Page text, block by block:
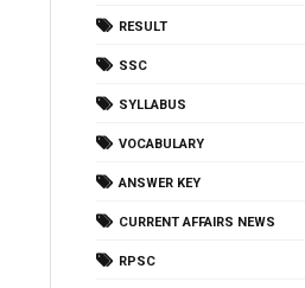
RESULT
SSC
SYLLABUS
VOCABULARY
ANSWER KEY
CURRENT AFFAIRS NEWS
RPSC